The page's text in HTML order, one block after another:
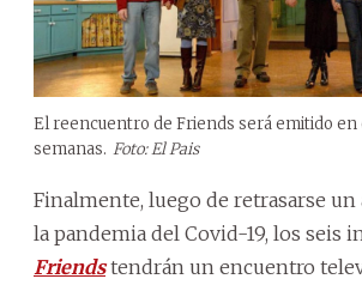
El reencuentro de Friends será emitido en
semanas. Foto: El Pais
Finalmente, luego de retrasarse un
la pandemia del Covid-19, los seis
Friends tendrán un encuentro